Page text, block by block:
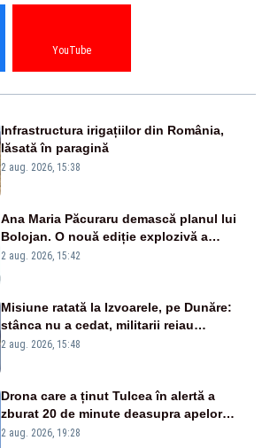
YouTube
Infrastructura irigațiilor din România,
lăsată în paragină
2 aug. 2026, 15:38
Ana Maria Păcuraru demască planul lui
Bolojan. O nouă ediție explozivă a
emisiunii „Miza Zilei” la Realitatea PLUS
2 aug. 2026, 15:42
Misiune ratată la Izvoarele, pe Dunăre:
stânca nu a cedat, militarii reiau
detonările luni – VIDEO
2 aug. 2026, 15:48
Drona care a ținut Tulcea în alertă a
zburat 20 de minute deasupra apelor
României. Au fost ridicate două F-16
2 aug. 2026, 19:28